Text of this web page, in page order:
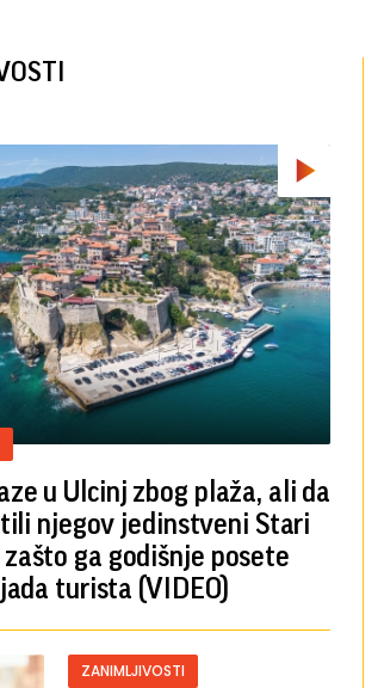
u Ulcinj zbog plaža, ali da
njegov jedinstveni Stari
ga godišnje posete
turista (VIDEO)
ZANIMLJIVOSTI